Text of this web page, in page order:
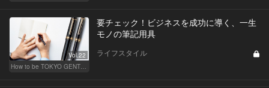
Vol.22
要チェック！ビジネスを成功に導く、一生
モノの筆記用具
ライフスタイル